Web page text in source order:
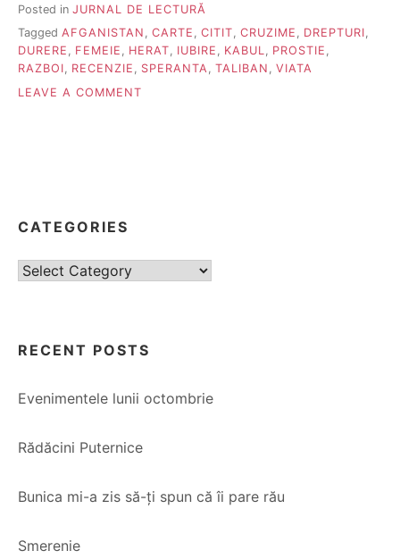
Posted in JURNAL DE LECTURĂ
Tagged AFGANISTAN , CARTE , CITIT, CRUZIME , DREPTURI,
DURERE , FEMEIE , HERAT, IUBIRE , KABUL, PROSTIE ,
RAZBOI, RECENZIE , SPERANTA, TALIBAN , VIATA
LEAVE A COMMENT
CATEGORIES
Categories
RECENT POSTS
Evenimentele lunii octombrie
Rădăcini Puternice
Bunica mi-a zis să-ți spun că îi pare rău
Smerenie